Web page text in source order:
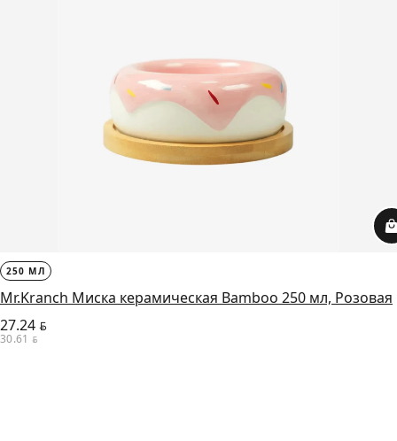
250 МЛ
Mr.Kranch Миска керамическая Bamboo 250 мл, Розовая
27.24 BYN
30.61 BYN